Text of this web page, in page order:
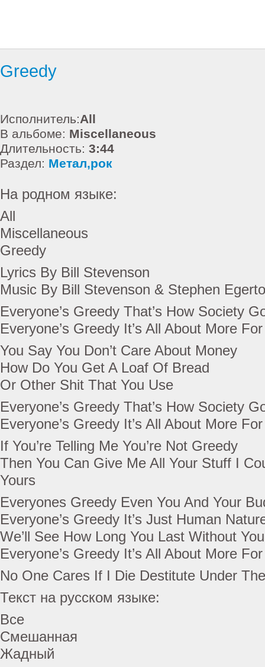
Greedy
Исполнитель:All
В альбоме: Miscellaneous
Длительность: 3:44
Раздел: Метал,рок
На родном языке:
All
Miscellaneous
Greedy
Lyrics By Bill Stevenson
Music By Bill Stevenson & Stephen
Everyone’s Greedy That’s How Society
Everyone’s Greedy It’s All About More
You Say You Don’t Care About Money
How Do You Get A Loaf Of Bread
Or Other Shit That You Use
Everyone’s Greedy That’s How Society
Everyone’s Greedy It’s All About More
If You’re Telling Me You’re Not Greedy
Then You Can Give Me All Your Stuff I
Yours
Everyones Greedy Even You And Your
Everyone’s Greedy It’s Just Human
We’ll See How Long You Last Without
Everyone’s Greedy It’s All About More
No One Cares If I Die Destitute Under
Текст на русском языке:
Все
Смешанная
Жадный